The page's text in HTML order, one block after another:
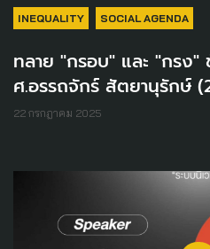
INEQUALITY SOCIAL AGENDA
ทลาย "กรอบ" และ "กรง
ศ.อรรถจักร์ สัตยานุรักษ์
22 กรกฎาคม 2025